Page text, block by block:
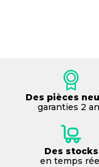
Des pièces
garanties 2
Des stocks
en temps